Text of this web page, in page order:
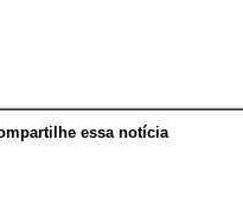
essa notícia